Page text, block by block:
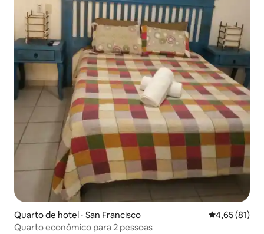
Quarto de hotel ⋅ San Francisco 4,65 de uma
4,65 (81)
Quarto econômico para 2 pessoas